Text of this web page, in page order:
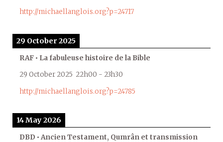
http://michaellanglois.org?p=24717
29 October 2025
RAF • La fabuleuse histoire de la Bible
29 October 2025 22h00 - 23h30
http://michaellanglois.org?p=24785
14 May 2026
DBD • Ancien Testament, Qumrân et transmission